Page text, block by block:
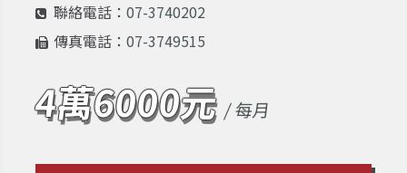
聯絡電話： 07-3740202
傳真電話： 07-3749515
4萬6000元/ 每月